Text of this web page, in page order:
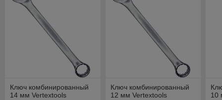
Ключ комбинированный
14 мм Vertextools
Ключ комбинированный
12 мм Vertextools
10